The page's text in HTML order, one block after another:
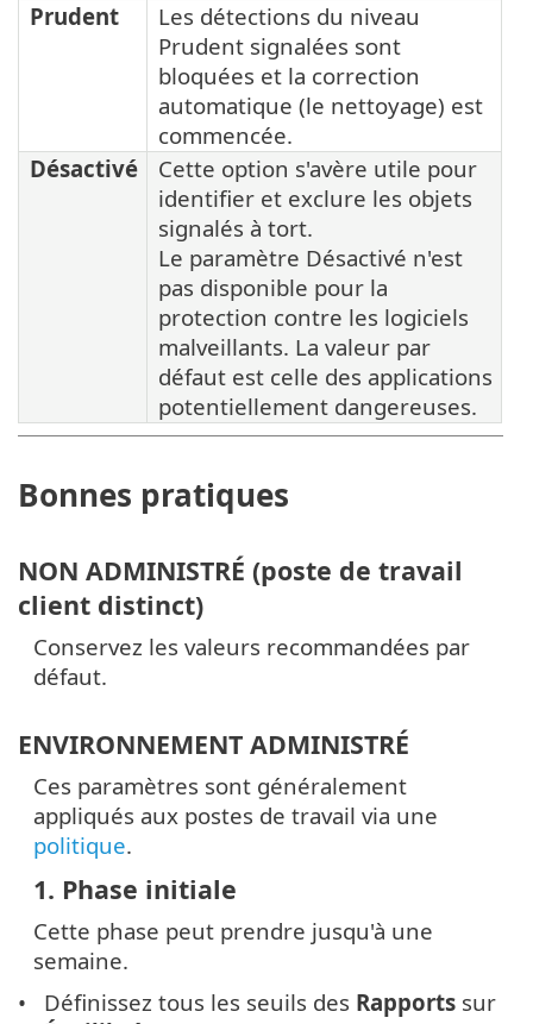
Prudent
Les détections du niveau
Prudent signalées sont
bloquées et la correction
automatique (le nettoyage) est
commencée.
Désactivé
Cette option s'avère utile pour
identifier et exclure les objets
signalés à tort.
Le paramètre Désactivé n'est
pas disponible pour la
protection contre les logiciels
malveillants. La valeur par
défaut est celle des applications
potentiellement dangereuses.
Bonnes pratiques
NON ADMINISTRÉ (poste de travail
client distinct)
Conservez les valeurs recommandées par
défaut.
ENVIRONNEMENT ADMINISTRÉ
Ces paramètres sont généralement
appliqués aux postes de travail via une
politique.
1. Phase initiale
Cette phase peut prendre jusqu'à une
semaine.
Définissez tous les seuils des Rapports sur